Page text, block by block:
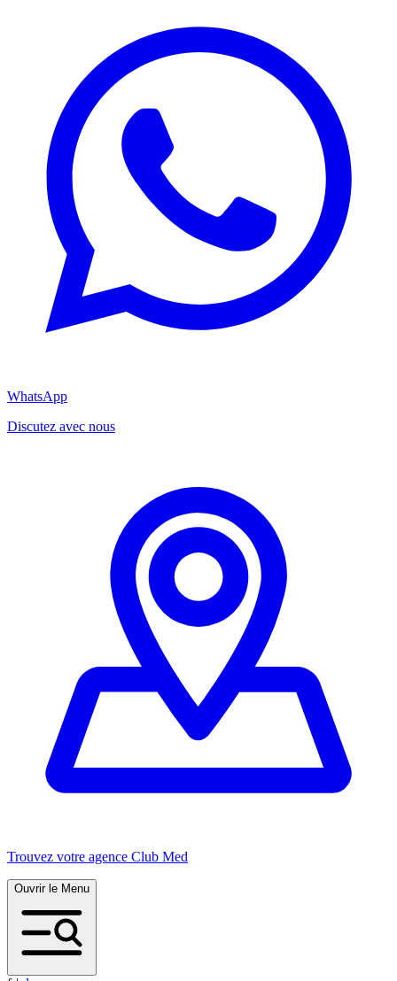
WhatsApp
Discutez avec nous
Trouvez votre agence Club Med
Ouvrir le Menu